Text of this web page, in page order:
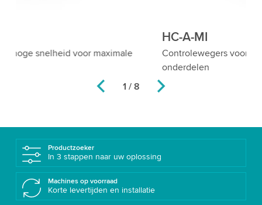
1 / 8
Controlewegers voor precieze weging van kleine
Productzoeker
In 3 stappen naar uw oplossing
Machines op voorraad
Korte levertijden en installatie